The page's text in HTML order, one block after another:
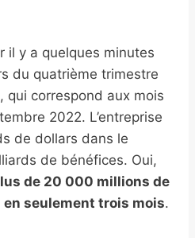
il y a quelques minutes
du quatrième trimestre
qui correspond aux mois
2022. L’entreprise
de dollars dans le
de bénéfices. Oui,
de 20 000 millions de
seulement trois mois.